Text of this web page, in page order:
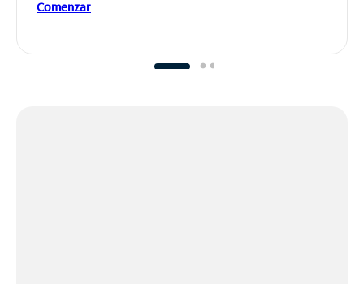
Comenzar